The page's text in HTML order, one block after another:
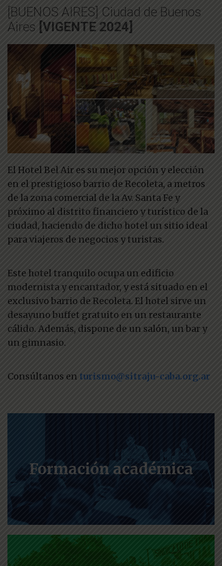
[BUENOS AIRES] Ciudad de Buenos
Aires [VIGENTE 2024]
El Hotel Bel Air es su mejor opción y elección
en el prestigioso barrio de Recoleta, a metros
de la zona comercial de la Av. Santa Fe y
próximo al distrito financiero y turístico de la
ciudad, haciendo de dicho hotel un sitio ideal
para viajeros de negocios y turistas.
Este hotel tranquilo ocupa un edificio
modernista y encantador, y está situado en el
exclusivo barrio de Recoleta. El hotel sirve un
desayuno buffet gratuito en un restaurante
cálido. Además, dispone de un salón, un bar y
un gimnasio.
Consúltanos en turismo@sitraju-caba.org.ar
Formación académica